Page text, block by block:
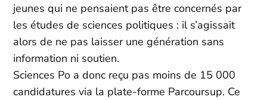
jeunes qui ne pensaient pas être concernés par
les études de sciences politiques : il s’agissait
alors de ne pas laisser une génération sans
information ni soutien.
Sciences Po a donc reçu pas moins de 15 000
candidatures via la plate-forme Parcoursup. Ce